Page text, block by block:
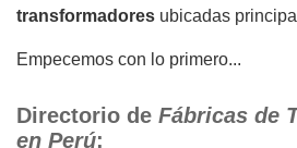
transformadores ubicadas
Empecemos con lo primero...
Directorio de Fábricas de
en Perú: